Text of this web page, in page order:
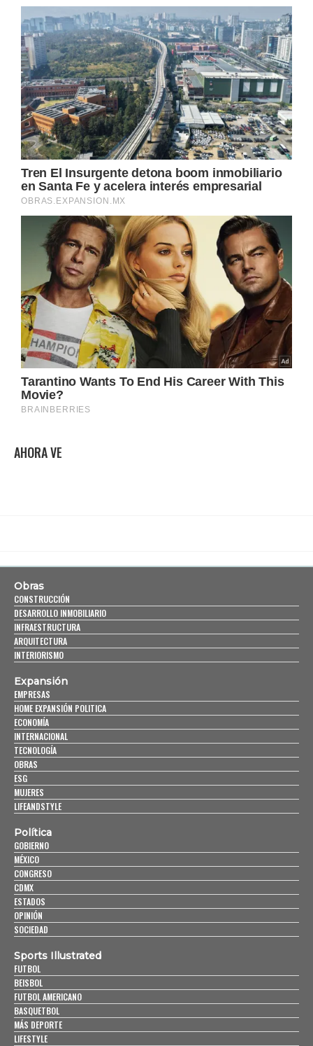
AHORA VE
Obras
CONSTRUCCIÓN
DESARROLLO INMOBILIARIO
INFRAESTRUCTURA
ARQUITECTURA
INTERIORISMO
Expansión
EMPRESAS
HOME EXPANSIÓN POLITICA
ECONOMÍA
INTERNACIONAL
TECNOLOGÍA
OBRAS
ESG
MUJERES
LIFEANDSTYLE
Política
GOBIERNO
MÉXICO
CONGRESO
CDMX
ESTADOS
OPINIÓN
SOCIEDAD
Sports Illustrated
FUTBOL
BEISBOL
FUTBOL AMERICANO
BASQUETBOL
MÁS DEPORTE
LIFESTYLE